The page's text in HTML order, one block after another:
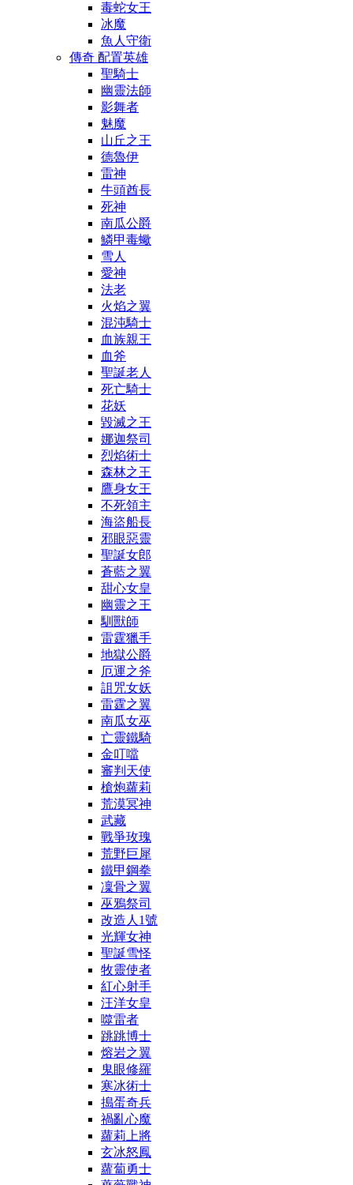
毒蛇女王
冰魔
魚人守衛
傳奇 配置英雄
聖騎士
幽靈法師
影舞者
魅魔
山丘之王
德魯伊
雷神
牛頭酋長
死神
南瓜公爵
鱗甲毒蠍
雪人
愛神
法老
火焰之翼
混沌騎士
血族親王
血斧
聖誕老人
死亡騎士
花妖
毀滅之王
娜迦祭司
烈焰術士
森林之王
鷹身女王
不死領主
海盜船長
邪眼惡靈
聖誕女郎
蒼藍之翼
甜心女皇
幽靈之王
馴獸師
雷霆獵手
地獄公爵
厄運之斧
詛咒女妖
雷霆之翼
南瓜女巫
亡靈鐵騎
金叮噹
審判天使
槍炮蘿莉
荒漠冥神
武藏
戰爭玫瑰
荒野巨犀
鐵甲鋼拳
凜骨之翼
巫鴉祭司
改造人1號
光輝女神
聖誕雪怪
牧靈使者
紅心射手
汪洋女皇
噬雷者
跳跳博士
熔岩之翼
鬼眼修羅
寒冰術士
搗蛋奇兵
禍亂心魔
蘿莉上將
玄冰怒鳳
蘿蔔勇士